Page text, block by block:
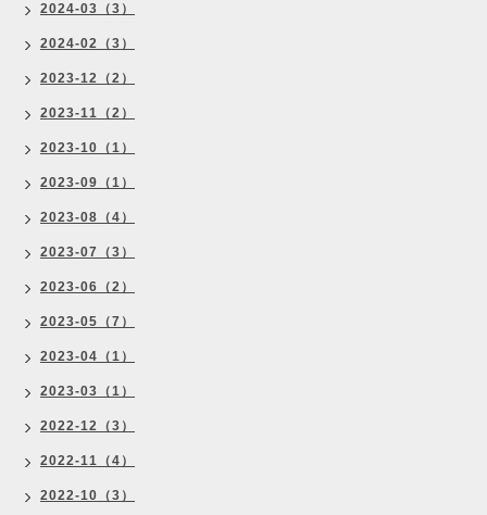
2024-03（3）
2024-02（3）
2023-12（2）
2023-11（2）
2023-10（1）
2023-09（1）
2023-08（4）
2023-07（3）
2023-06（2）
2023-05（7）
2023-04（1）
2023-03（1）
2022-12（3）
2022-11（4）
2022-10（3）